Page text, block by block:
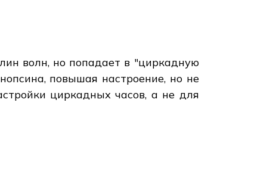
волн, но попадает в "циркадную
повышая настроение, но не
циркадных часов, а не для